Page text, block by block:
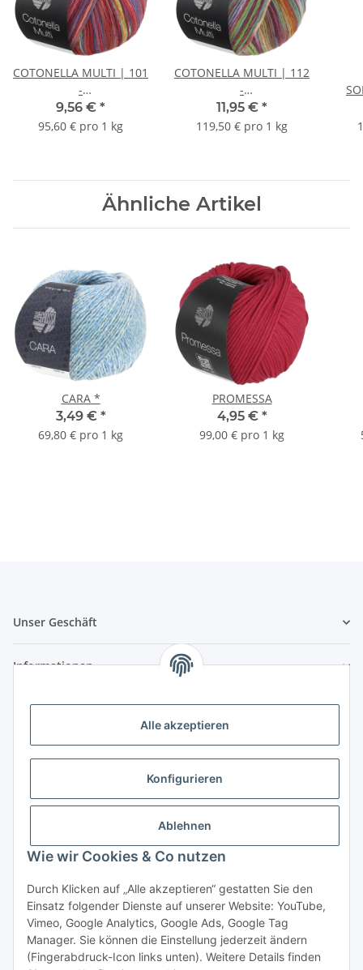
Alle akzeptieren
Konfigurieren
Ablehnen
Wie wir Cookies & Co nutzen
Durch Klicken auf „Alle akzeptieren“ gestatten Sie den
Einsatz folgender Dienste auf unserer Website: YouTube,
Vimeo, Google Analytics, Google Ads, Google Tag
Manager. Sie können die Einstellung jederzeit ändern
(Fingerabdruck-Icon links unten). Weitere Details finden
COTONELLA MULTI | 101
-
Dunkelrot/Blau/Gelb/Orange
bunt *
9,56 € *
95,60 € pro 1 kg
COTONELLA MULTI | 112
-
Aubergine/Türkis/Gelb/
bunt*
11,95 € *
119,50 € pro 1 kg
Ähnliche Artikel
CARA *
3,49 € *
69,80 € pro 1 kg
PROMESSA
4,95 € *
99,00 € pro 1 kg
Unser Geschäft
Informationen
Zahlungsmöglichkeiten
Vorkasse (per Bank-Überweisung)
PayPal
Kreditkarte
Banklastschrift
Rechnungskauf
Gesetzliche Informationen